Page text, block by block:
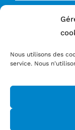
Nous utilisons des
service. Nous
Mentions